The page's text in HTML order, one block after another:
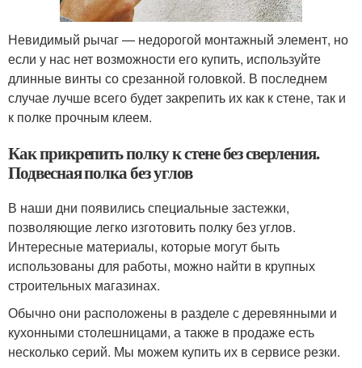
Невидимый рычаг — недорогой монтажный элемент, но
если у нас нет возможности его купить, используйте
длинные винты со срезанной головкой. В последнем
случае лучше всего будет закрепить их как к стене, так и
к полке прочным клеем.
Как прикрепить полку к стене без сверления.
Подвесная полка без углов
В наши дни появились специальные застежки,
позволяющие легко изготовить полку без углов.
Интересные материалы, которые могут быть
использованы для работы, можно найти в крупных
строительных магазинах.
Обычно они расположены в разделе с деревянными и
кухонными столешницами, а также в продаже есть
несколько серий. Мы можем купить их в сервисе резки.